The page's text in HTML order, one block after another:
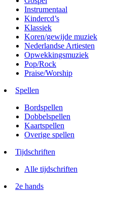
Instrumentaal
Kindercd’s
Klassiek
Koren/gewijde muziek
Nederlandse Artiesten
Opwekkingsmuziek
Pop/Rock
Praise/Worship
Spellen
Bordspellen
Dobbelspellen
Kaartspellen
Overige spellen
Tijdschriften
Alle tijdschriften
2e hands